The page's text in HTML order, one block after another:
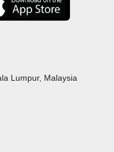
引起
菌引起的，艰难梭菌是
播疾病
破伤风梭菌引起的感染
乱弧菌等细菌引起的食
引起的疾病，也会感染
Lumpur, Malaysia